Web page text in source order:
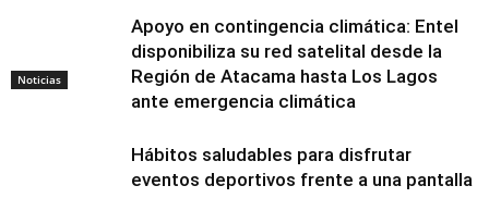
Noticias
Apoyo en contingencia climática: Entel
disponibiliza su red satelital desde la
Región de Atacama hasta Los Lagos
ante emergencia climática
Hábitos saludables para disfrutar
eventos deportivos frente a una pantalla